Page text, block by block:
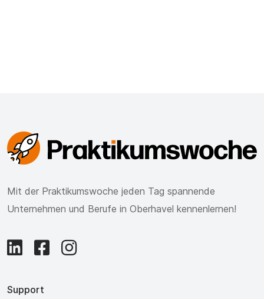
Mit der Praktikumswoche jeden Tag spannende
Unternehmen und Berufe in Oberhavel kennenlernen!
Support